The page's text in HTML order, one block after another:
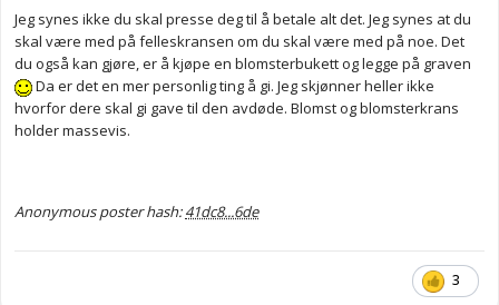
Jeg synes ikke du skal presse deg til å betale alt det. Jeg synes at du
skal være med på felleskransen om du skal være med på noe. Det
du også kan gjøre, er å kjøpe en blomsterbukett og legge på graven
Da er det en mer personlig ting å gi. Jeg skjønner heller ikke
hvorfor dere skal gi gave til den avdøde. Blomst og blomsterkrans
holder massevis.
Anonymous poster hash:41dc8...6de
3